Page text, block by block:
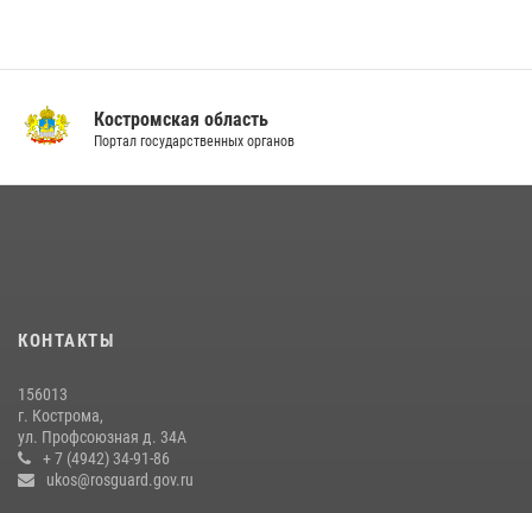
вневедомственную охрану
14 июля 2026, 07:40
Приглашаем молодежь Костромской области получить образование
в ВУЗах Росгвардии
09 июля 2026, 05:58
Костромская область
Портал государственных органов
КОНТАКТЫ
156013
г. Кострома,
ул. Профсоюзная д. 34А
+ 7 (4942) 34-91-86
ukos@rosguard.gov.ru